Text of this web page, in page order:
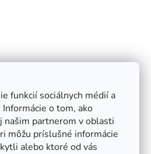
funkcií sociálnych médií a
o tom, ako
našim partnerom v oblasti
môžu príslušné informácie
alebo ktoré od vás